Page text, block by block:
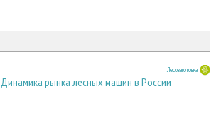
Лесозаготовка
Динамика рынка лесных машин в России